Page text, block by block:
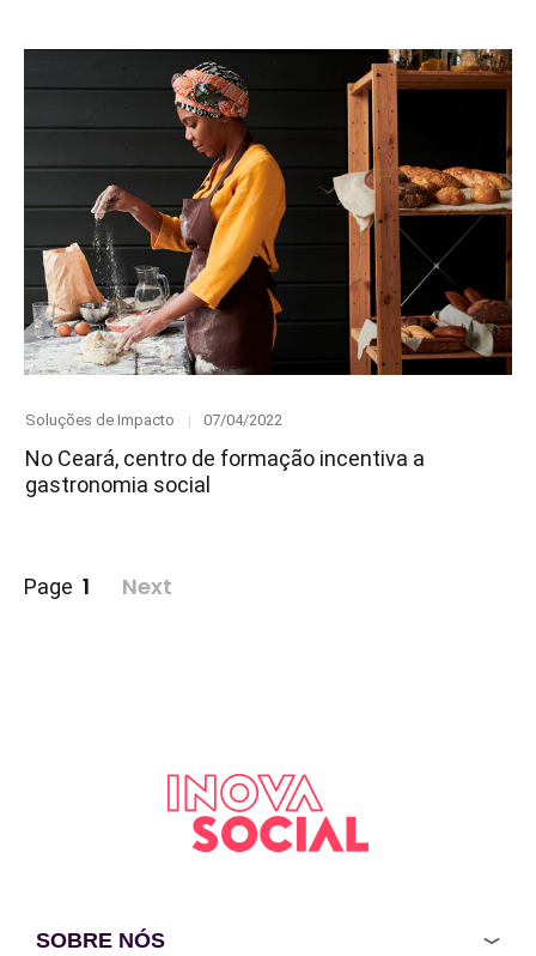
Category
Soluções de Impacto
Posted
07/04/2022
No Ceará, centro de formação incentiva a
gastronomia social
Paginação
Page 1 Next
SOBRE NÓS